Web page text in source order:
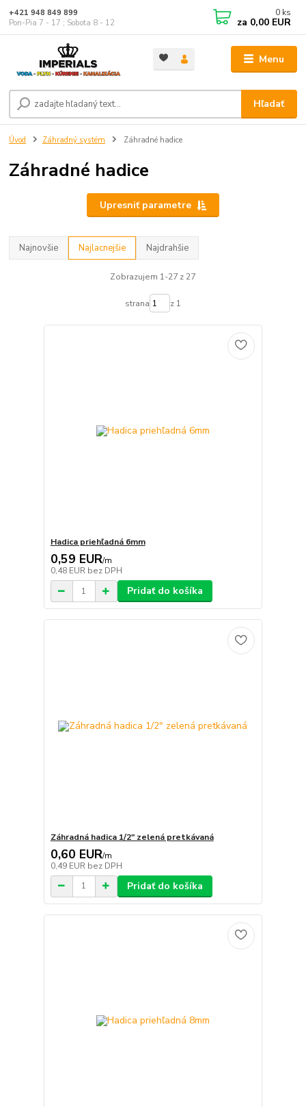
Menu
Hľadať
+421 948 849 899
Pon-Pia 7 - 17 ; Sobota 8 - 12
0 ks
za 0,00 EUR
Úvod Záhradný systém Záhradné hadice
Záhradné hadice
Upresniť parametre
Najnovšie Najlacnejšie Najdrahšie
Zobrazujem 1-27 z 27
strana z 1
Hadica priehľadná 6mm
0,59 EUR/m
0,48 EUR bez DPH
Pridať do košíka
Záhradná hadica 1/2" zelená pretkávaná
0,60 EUR/m
0,49 EUR bez DPH
Pridať do košíka